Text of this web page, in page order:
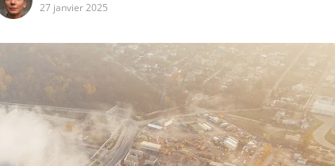
27 janvier 2025